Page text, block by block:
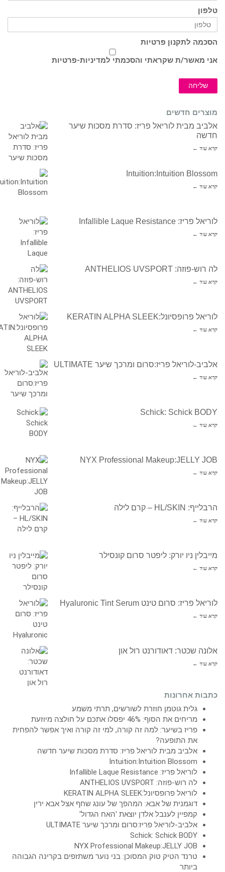
טלפון
הסכמה לתקנון פרטיות
אני מאשר/ת שקראתי והסכמתי למדיניות-פרטיות
שליחה
מוצרים חדשים
אלביב מבית לוריאל פריז: סדרת מסכות שיער
חדשה
קרא עוד ←
Intuition:Intuition Blossom
קרא עוד ←
לוריאל פריז: Infallible Laque Resistance
קרא עוד ←
לה רוש-פוזה: ANTHELIOS UVSPORT
קרא עוד ←
לוריאל פרופסיונל:KERATIN ALPHA SLEEK
קרא עוד ←
אלביב-לוריאל פריז:סרום ומרכך שיער ULTIMATE
קרא עוד ←
Schick: Schick BODY
קרא עוד ←
NYX Professional Makeup:JELLY JOB
קרא עוד ←
הרבלייף: HL/SKIN – קרם לילה
קרא עוד ←
מייבלין ניו יורק: ליפטר סרום קונסילר
קרא עוד ←
לוריאל פריז: סרום טינט Hyaluronic Tint Serum
קרא עוד ←
אלונה שכטר: דאודורנט רול און
קרא עוד ←
כתבות אחרונות
גלית גוטמן חוזרת לשורשים, תרתי משמע
מריחים את הסוף: 46% יפסלו אתכם על חולצה מיוזעת
פריז בשיער: למה זה קורה, למי זה קורה ואיך אפשר להפחית
את התופעה?
אלביב מבית לוריאל פריז: סדרת מסכות שיער חדשה
Intuition:Intuition Blossom
לוריאל פריז: Infallible Laque Resistance
לה רוש-פוזה: ANTHELIOS UVSPORT
לוריאל פרופסיונל:KERATIN ALPHA SLEEK
דוגמנית של אבא: המהפך של עונג שחף אצל אבא ירין
קמפיין לענבל אלדן יוצאת 'האח הגדול'
אלביב-לוריאל פריז:סרום ומרכך שיער ULTIMATE
Schick: Schick BODY
NYX Professional Makeup:JELLY JOB
טרנד הטיק טוק המסוכן: בני נוער משתזפים בקרינה הגבוהה
ביותר